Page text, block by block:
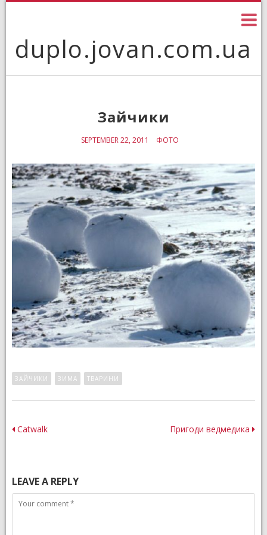
duplo.jovan.com.ua
Зайчики
SEPTEMBER 22, 2011 ФОТО
ЗАЙЧИКИ ЗИМА ТВАРИНИ
Post
Catwalk Пригоди ведмедика
LEAVE A REPLY
Comment